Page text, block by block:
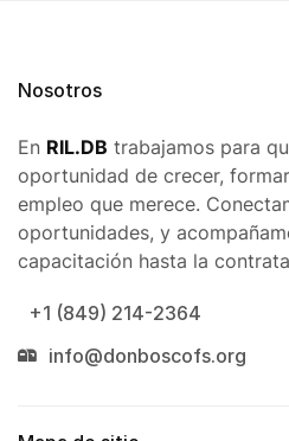
Nosotros
En RIL.DB trabajamos para
oportunidad de crecer,
empleo que merece.
oportunidades, y
capacitación hasta la
+1 (849) 214-2364
info@donboscofs.org